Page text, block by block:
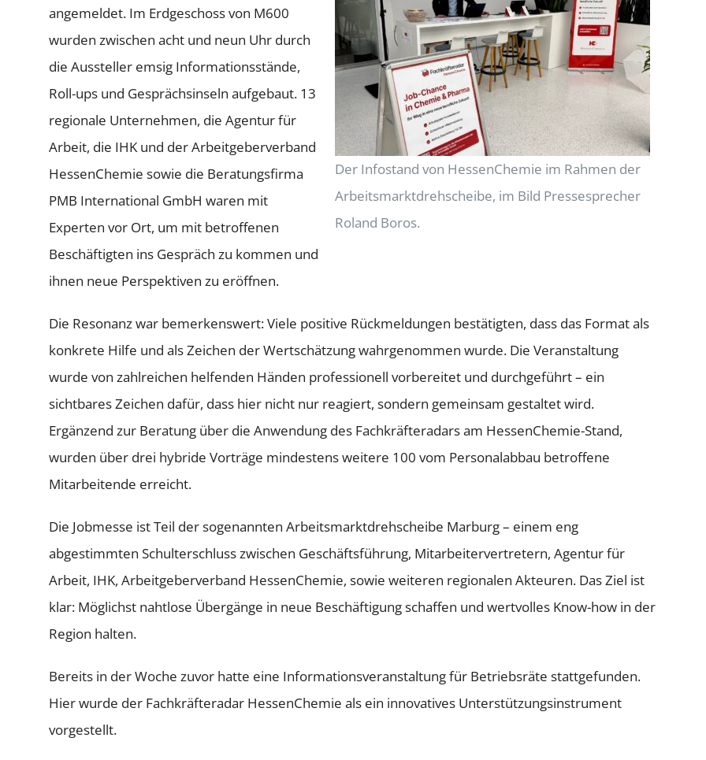
Der Infostand von HessenChemie im Rahmen der
Arbeitsmarktdrehscheibe, im Bild Pressesprecher
Roland Boros.
angemeldet. Im Erdgeschoss von M600
wurden zwischen acht und neun Uhr durch
die Aussteller emsig Informationsstände,
Roll-ups und Gesprächsinseln aufgebaut. 13
regionale Unternehmen, die Agentur für
Arbeit, die IHK und der Arbeitgeberverband
HessenChemie sowie die Beratungsfirma
PMB International GmbH waren mit
Experten vor Ort, um mit betroffenen
Beschäftigten ins Gespräch zu kommen und
ihnen neue Perspektiven zu eröffnen.
Die Resonanz war bemerkenswert: Viele positive Rückmeldungen bestätigten, dass das Format als
konkrete Hilfe und als Zeichen der Wertschätzung wahrgenommen wurde. Die Veranstaltung
wurde von zahlreichen helfenden Händen professionell vorbereitet und durchgeführt – ein
sichtbares Zeichen dafür, dass hier nicht nur reagiert, sondern gemeinsam gestaltet wird.
Ergänzend zur Beratung über die Anwendung des Fachkräfteradars am HessenChemie-Stand,
wurden über drei hybride Vorträge mindestens weitere 100 vom Personalabbau betroffene
Mitarbeitende erreicht.
Die Jobmesse ist Teil der sogenannten Arbeitsmarktdrehscheibe Marburg – einem eng
abgestimmten Schulterschluss zwischen Geschäftsführung, Mitarbeitervertretern, Agentur für
Arbeit, IHK, Arbeitgeberverband HessenChemie, sowie weiteren regionalen Akteuren. Das Ziel ist
klar: Möglichst nahtlose Übergänge in neue Beschäftigung schaffen und wertvolles Know-how in der
Region halten.
Bereits in der Woche zuvor hatte eine Informationsveranstaltung für Betriebsräte stattgefunden.
Hier wurde der Fachkräfteradar HessenChemie als ein innovatives Unterstützungsinstrument
vorgestellt.